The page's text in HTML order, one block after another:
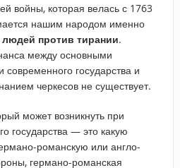
войны, которая велась с 1763
нашим народом именно
против тирании.
между основными
государства и
черкесов не существует.
может возникнуть при
государства — это какую
романскую или англо-
германо-романская